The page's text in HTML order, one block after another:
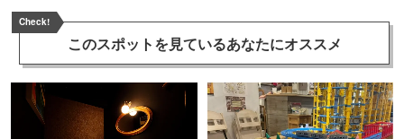
Check!
このスポットを見ているあなたにオススメ